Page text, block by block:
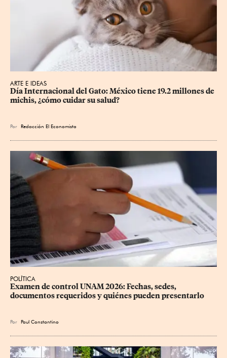
ARTE E IDEAS
Día Internacional del Gato: México tiene 19.2 millones de
michis, ¿cómo cuidar su salud?
Por Redacción El Economista
POLÍTICA
Examen de control UNAM 2026: Fechas, sedes,
documentos requeridos y quiénes pueden presentarlo
Por Paul Constantino